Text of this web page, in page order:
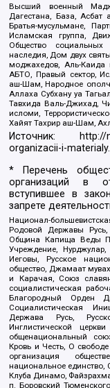
Высший военный
Дагестана, База, Асбат
Братья-мусульмане,
Исламская группа,
Общество
наследия, Дом двух
моджахедов, Аль-Каида
АБТО, Правый сектор,
аш-Шам, Народное
Аллаха Субхану уа
Тавхида Валь-Джихад,
исломи,
Хайят Тахрир аш-Шам,
Источник:
http://
organizacii-i-
* Перечень
организаций в
вступившее в
запрете
Национал-
Родовой Державы
Община Капища Веды
Учреждение,
Иеговы, Русское
общество, Джамаат
и Карачая, Союз
социалистическая
Благородный Орден
Социалистическая
Держава Русь,
Инглистической
общенациональный
Кровь и Честь, О
организация
национальное единство,
Клуба Динамо,
п. Боровский